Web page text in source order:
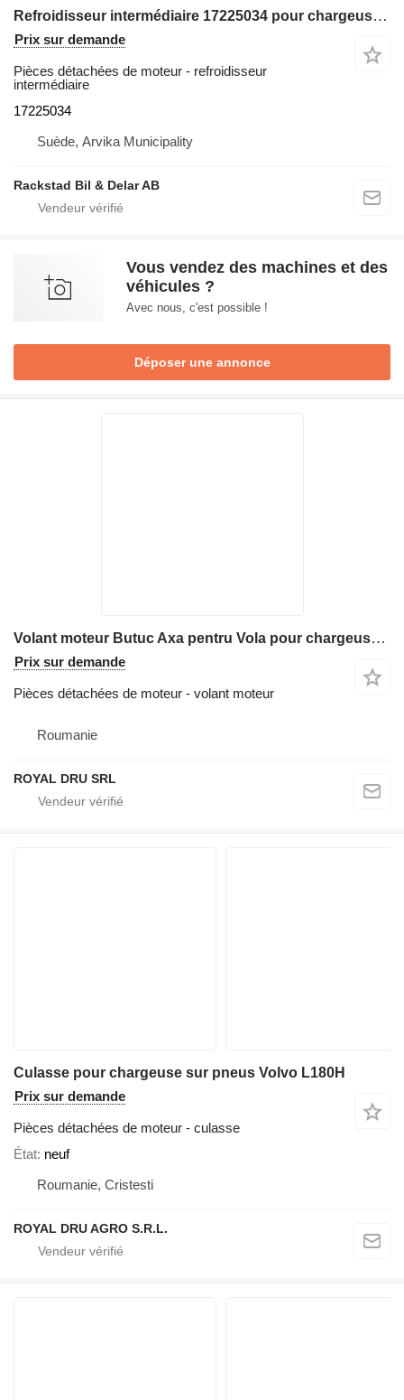
Refroidisseur intermédiaire 17225034 pour chargeuse sur pneus Volvo L180 HL
Prix sur demande
Pièces détachées de moteur - refroidisseur
intermédiaire
17225034
Suède, Arvika Municipality
Rackstad Bil & Delar AB
Vous vendez des machines et des
véhicules ?
Avec nous, c'est possible !
Déposer une annonce
Volant moteur Butuc Axa pentru Vola pour chargeuse sur pneus Volvo L90 L110 L120 L150 L180 L220
Prix sur demande
Pièces détachées de moteur - volant moteur
Roumanie
ROYAL DRU SRL
Culasse pour chargeuse sur pneus Volvo L180H
Prix sur demande
Pièces détachées de moteur - culasse
État neuf
Roumanie, Cristesti
ROYAL DRU AGRO S.R.L.